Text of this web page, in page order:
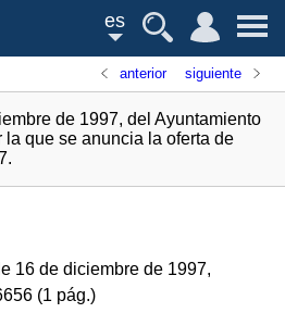
es
anterior siguiente
de 1997, del Ayuntamiento
que se anuncia la oferta de
16 de diciembre de 1997,
(1 pág.)